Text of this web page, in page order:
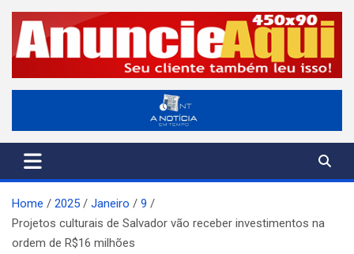
Skip
content
A Notícia em Tempo
ANT-Informação o Tempo Todo
Home 2025 Janeiro
9
Projetos culturais de Salvador vão receber investimentos na
ordem de R$16 milhões